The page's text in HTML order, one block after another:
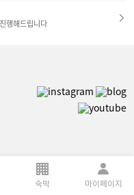
에게 인기- 욕
친환경 다회
약 65㎡) - 구
소파와 TV,
: 고급스러운
- 욕실: 블랙&
대형 욕조 (온
공간과 고급
높을 것 같
당히 만족스
스의 탄탄함
음도 잘 되어
적인 청결 관
객실을 살펴
넓은 통창으
원한 분위기
었습니다.​​프레
거실 공간은
서도,창가에
는 점은마음
프라이빗한
싶은 분들
라 아트 뮤지
문다면, 호텔
을 수 없죠. 4
공원으로 이
문 꿀팁!​​- 관
휴)​- 주의사항
행해드립니다
숙박 마이페이지